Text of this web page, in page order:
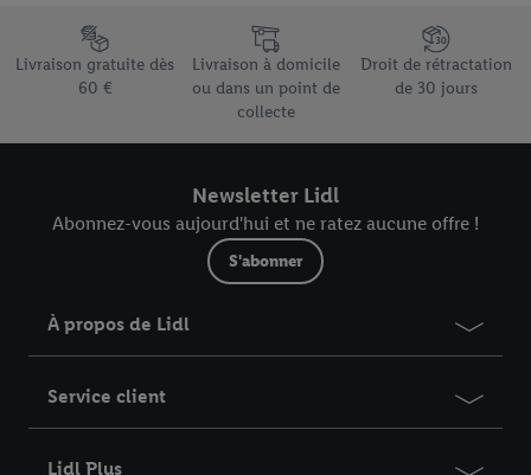
Élément du pied de page avec les différents arguments de
Livraison gratuite dès
60 €
Livraison à domicile
ou dans un point de
collecte
Droit de rétractation
de 30 jours
Newsletter Lidl
Abonnez-vous aujourd'hui et ne ratez aucune offre !
S'abonner
À propos de Lidl
Service client
Lidl Plus
pour l’avenir dans notre
déclaration relative à la protection des
données.Vous trouverez les impressions ici.